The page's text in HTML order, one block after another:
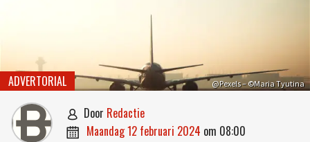
@Pexels – ©Maria Tyutina
ADVERTORIAL
 door Redactie
 maandag 12 februari 2024 om 08:00